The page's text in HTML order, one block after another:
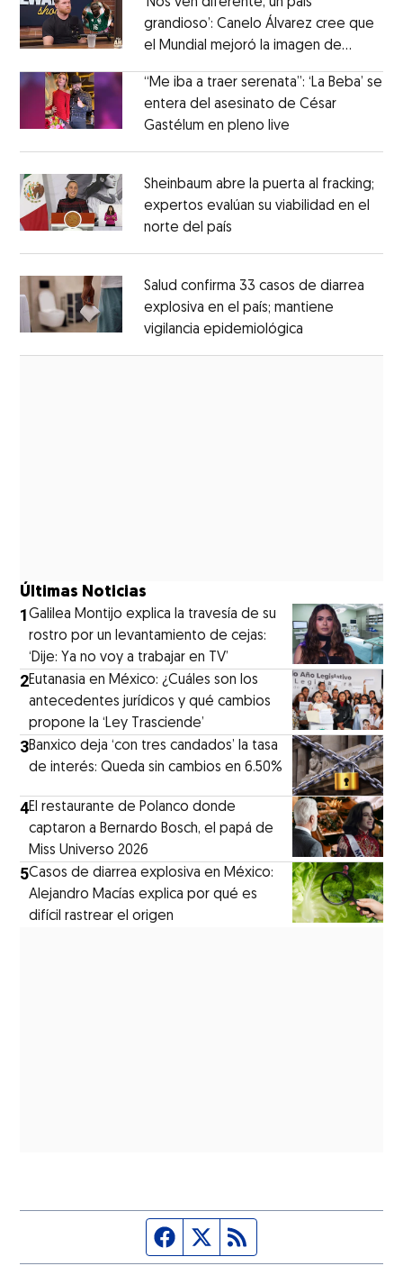
grandioso’: Canelo Álvarez cree que
el Mundial mejoró la imagen de
“Me iba a traer serenata”: ‘La Beba’ se
entera del asesinato de César
Gastélum en pleno live
Sheinbaum abre la puerta al fracking;
expertos evalúan su viabilidad en el
norte del país
Salud confirma 33 casos de diarrea
explosiva en el país; mantiene
vigilancia epidemiológica
Últimas Noticias
1Galilea Montijo explica la travesía de su
rostro por un levantamiento de cejas:
‘Dije: Ya no voy a trabajar en TV’
2Eutanasia en México: ¿Cuáles son los
antecedentes jurídicos y qué cambios
propone la ‘Ley Trasciende’
3Banxico deja ‘con tres candados’ la tasa
de interés: Queda sin cambios en 6.50%
4El restaurante de Polanco donde
captaron a Bernardo Bosch, el papá de
Miss Universo 2026
5Casos de diarrea explosiva en México:
Alejandro Macías explica por qué es
difícil rastrear el origen
Página de Facebook
Fuente Twitter